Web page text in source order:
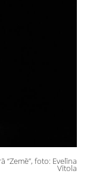
foto: Evelīna
Vītola